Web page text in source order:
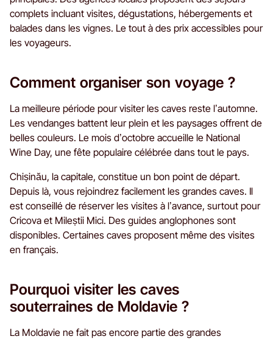
complets incluant visites, dégustations, hébergements et
balades dans les vignes. Le tout à des prix accessibles pour
les voyageurs.
Comment organiser son voyage ?
La meilleure période pour visiter les caves reste l’automne.
Les vendanges battent leur plein et les paysages offrent de
belles couleurs. Le mois d’octobre accueille le National
Wine Day, une fête populaire célébrée dans tout le pays.
Chișinău, la capitale, constitue un bon point de départ.
Depuis là, vous rejoindrez facilement les grandes caves. Il
est conseillé de réserver les visites à l’avance, surtout pour
Cricova et Mileștii Mici. Des guides anglophones sont
disponibles. Certaines caves proposent même des visites
en français.
Pourquoi visiter les caves
souterraines de Moldavie ?
La Moldavie ne fait pas encore partie des grandes